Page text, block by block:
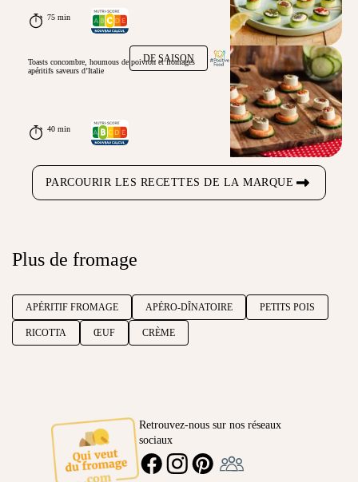
75 min
DE SAISON
Toasts concombre, houmous de poivron et fromages
apéritifs saveurs d’Italie
40 min
PARCOURIR LES RECETTES DE LA MARQUE
Plus de fromage
APÉRITIF FROMAGE APÉRO-DÎNATOIRE PETITS POIS
RICOTTA ŒUF CRÈME
Retrouvez-nous sur nos réseaux
sociaux
FACEBOOKINSTAGRAMPINTEREST